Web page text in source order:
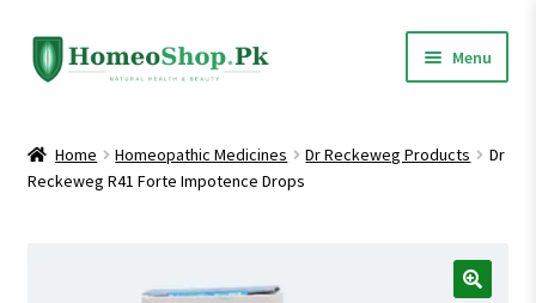
Skip
to
Skip
to
Menu
Shop All
Home Homeopathic Medicines Dr Reckeweg Products
Dr
Reckeweg R41 Forte Impotence Drops